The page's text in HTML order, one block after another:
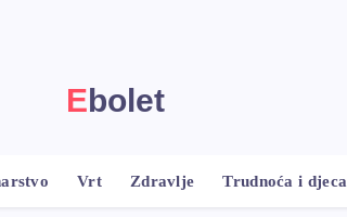
Ebolet
Vrt Zdravlje Trudnoća i djeca